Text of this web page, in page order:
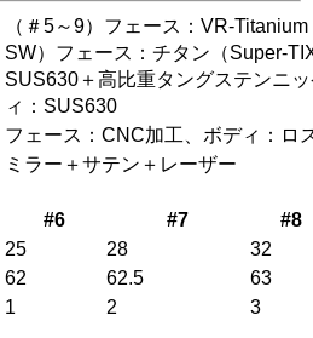
（＃5～9）フェース：VR-
SW）フェース：チタン（Super-
SUS630＋高比重タングステンニ
ィ：SUS630
フェース：CNC加工、ボディ：ロ
ミラー＋サテン＋レーザー
#6 #7
#8
25 28
32
62 62.5
63
1 2
3